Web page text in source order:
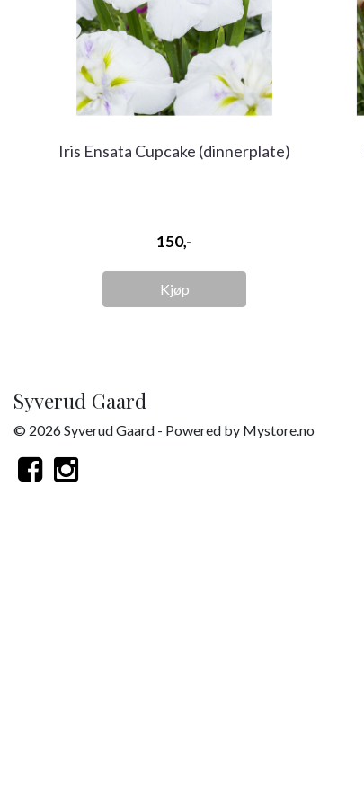
Iris Ensata Cupcake (dinnerplate)
150,-
Kjøp
Syverud Gaard
© 2026 Syverud Gaard - Powered by Mystore.no